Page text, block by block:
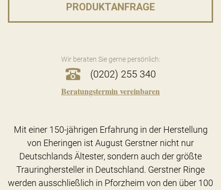
PRODUKTANFRAGE
Wir beraten Sie gerne persönlich:
(0202) 255 340
Beratungstermin vereinbaren
Mit einer 150-jährigen Erfahrung in der Herstellung
von Eheringen ist August Gerstner nicht nur
Deutschlands Ältester, sondern auch der größte
Trauringhersteller in Deutschland. Gerstner Ringe
werden ausschließlich in Pforzheim von den über 100